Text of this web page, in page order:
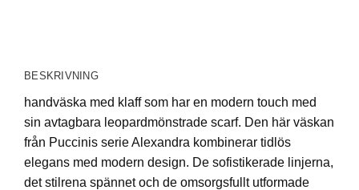
BESKRIVNING
handväska med klaff som har en modern touch med
sin avtagbara leopardmönstrade scarf. Den här väskan
från Puccinis serie Alexandra kombinerar tidlös
elegans med modern design. De sofistikerade linjerna,
det stilrena spännet och de omsorgsfullt utformade